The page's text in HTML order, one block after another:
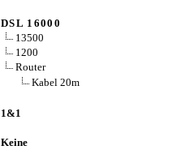
DSL 16000
13500
1200
Router
Kabel 20m
1&1
Keine